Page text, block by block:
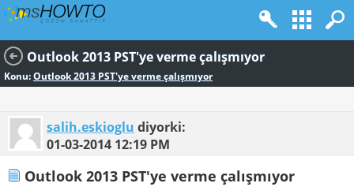
Outlook 2013 PST'ye verme çalışmıyor
Konu:Outlook 2013 PST'ye verme çalışmıyor
salih.eskioglu diyorki:
01-03-2014 12:19 PM
Outlook 2013 PST'ye verme çalışmıyor